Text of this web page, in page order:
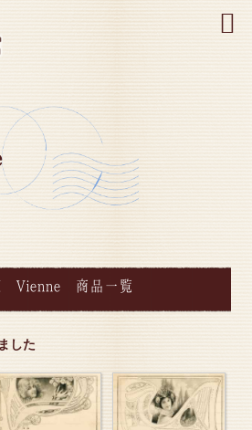
商品一覧
した